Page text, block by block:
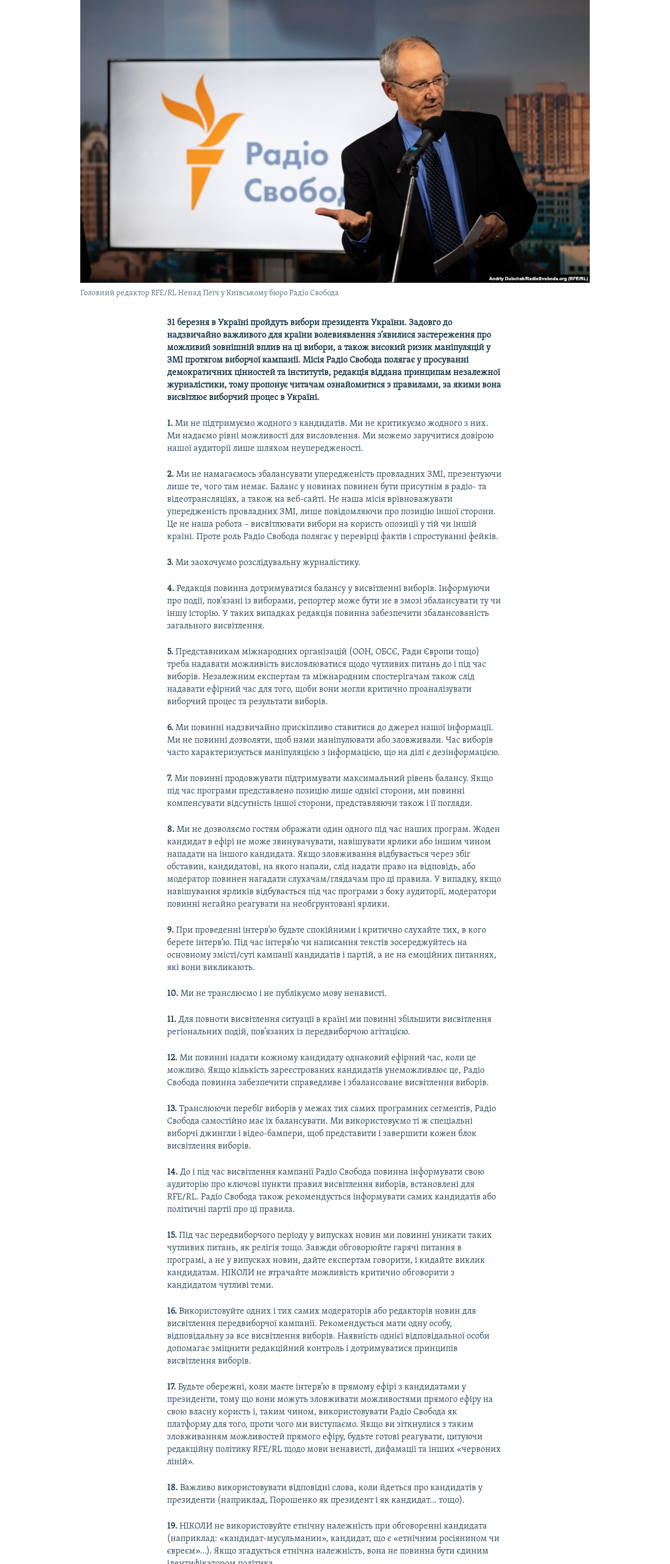
Головний редактор RFE/RL Ненад Пеїч у Київському бюро Радіо Свобода
31 березня в Україні пройдуть вибори президента України. Задовго до
надзвичайно важливого для країни волевиявлення з’явилися застереження про
можливий зовнішній вплив на ці вибори, а також високий ризик маніпуляцій у
ЗМІ протягом виборчої кампанії. Місія Радіо Свобода полягає у просуванні
демократичних цінностей та інститутів, редакція віддана принципам незалежної
журналістики, тому пропонує читачам ознайомитися з правилами, за якими вона
висвітлює виборчий процес в Україні.
1. Ми не підтримуємо жодного з кандидатів. Ми не критикуємо жодного з них.
Ми надаємо рівні можливості для висловлення. Ми можемо заручитися довірою
нашої аудиторії лише шляхом неупередженості.
2. Ми не намагаємось збалансувати упередженість провладних ЗМІ, презентуючи
лише те, чого там немає. Баланс у новинах повинен бути присутнім в радіо- та
відеотрансляціях, а також на веб-сайті. Не наша місія врівноважувати
упередженість провладних ЗМІ, лише повідомляючи про позицію іншої сторони.
Це не наша робота – висвітлювати вибори на користь опозиції у тій чи іншій
країні. Проте роль Радіо Свобода полягає у перевірці фактів і спростуванні фейків.
3. Ми заохочуємо розслідувальну журналістику.
4. Редакція повинна дотримуватися балансу у висвітленні виборів. Інформуючи
про події, пов’язані із виборами, репортер може бути не в змозі збалансувати ту чи
іншу історію. У таких випадках редакція повинна забезпечити збалансованість
загального висвітлення.
5. Представникам міжнародних організацій (ООН, ОБСЄ, Ради Європи тощо)
треба надавати можливість висловлюватися щодо чутливих питань до і під час
виборів. Незалежним експертам та міжнародним спостерігачам також слід
надавати ефірний час для того, щоби вони могли критично проаналізувати
виборчий процес та результати виборів.
6. Ми повинні надзвичайно прискіпливо ставитися до джерел нашої інформації.
Ми не повинні дозволяти, щоб нами маніпулювати або зловживали. Час виборів
часто характеризується маніпуляцією з інформацією, що на ділі є дезінформацією.
7. Ми повинні продовжувати підтримувати максимальний рівень балансу. Якщо
під час програми представлено позицію лише однієї сторони, ми повинні
компенсувати відсутність іншої сторони, представляючи також і її погляди.
8. Ми не дозволяємо гостям ображати один одного під час наших програм. Жоден
кандидат в ефірі не може звинувачувати, навішувати ярлики або іншим чином
нападати на іншого кандидата. Якщо зловживання відбувається через збіг
обставин, кандидатові, на якого напали, слід надати право на відповідь, або
модератор повинен нагадати слухачам/глядачам про ці правила. У випадку, якщо
навішування ярликів відбувається під час програми з боку аудиторії, модератори
повинні негайно реагувати на необґрунтовані ярлики.
9. При проведенні інтерв’ю будьте спокійними і критично слухайте тих, в кого
берете інтерв’ю. Під час інтерв’ю чи написання текстів зосереджуйтесь на
основному змісті/суті кампанії кандидатів і партій, а не на емоційних питаннях,
які вони викликають.
10. Ми не транслюємо і не публікуємо мову ненависті.
11. Для повноти висвітлення ситуації в країні ми повинні збільшити висвітлення
регіональних подій, пов’язаних із передвиборчою агітацією.
12. Ми повинні надати кожному кандидату однаковий ефірний час, коли це
можливо. Якщо кількість зареєстрованих кандидатів унеможливлює це, Радіо
Свобода повинна забезпечити справедливе і збалансоване висвітлення виборів.
13. Транслюючи перебіг виборів у межах тих самих програмних сегментів, Радіо
Свобода самостійно має їх балансувати. Ми використовуємо ті ж спеціальні
виборчі джингли і відео-бампери, щоб представити і завершити кожен блок
висвітлення виборів.
14. До і під час висвітлення кампанії Радіо Свобода повинна інформувати свою
аудиторію про ключові пункти правил висвітлення виборів, встановлені для
RFE/RL. Радіо Свобода також рекомендується інформувати самих кандидатів або
політичні партії про ці правила.
15. Під час передвиборчого періоду у випусках новин ми повинні уникати таких
чутливих питань, як релігія тощо. Завжди обговорюйте гарячі питання в
програмі, а не у випусках новин, дайте експертам говорити, і кидайте виклик
кандидатам. НІКОЛИ не втрачайте можливість критично обговорити з
кандидатом чутливі теми.
16. Використовуйте одних і тих самих модераторів або редакторів новин для
висвітлення передвиборчої кампанії. Рекомендується мати одну особу,
відповідальну за все висвітлення виборів. Наявність однієї відповідальної особи
допомагає зміцнити редакційний контроль і дотримуватися принципів
висвітлення виборів.
17. Будьте обережні, коли маєте інтерв’ю в прямому ефірі з кандидатами у
президенти, тому що вони можуть зловживати можливостями прямого ефіру на
свою власну користь і, таким чином, використовувати Радіо Свобода як
платформу для того, проти чого ми виступаємо. Якщо ви зіткнулися з таким
зловживанням можливостей прямого ефіру, будьте готові реагувати, цитуючи
редакційну політику RFE/RL щодо мови ненависті, дифамації та інших «червоних
ліній».
18. Важливо використовувати відповідні слова, коли йдеться про кандидатів у
президенти (наприклад, Порошенко як президент і як кандидат… тощо).
19. НІКОЛИ не використовуйте етнічну належність при обговоренні кандидата
(наприклад: «кандидат-мусульманин», кандидат, що є «етнічним росіянином чи
євреєм»…). Якщо згадується етнічна належність, вона не повинна бути єдиним